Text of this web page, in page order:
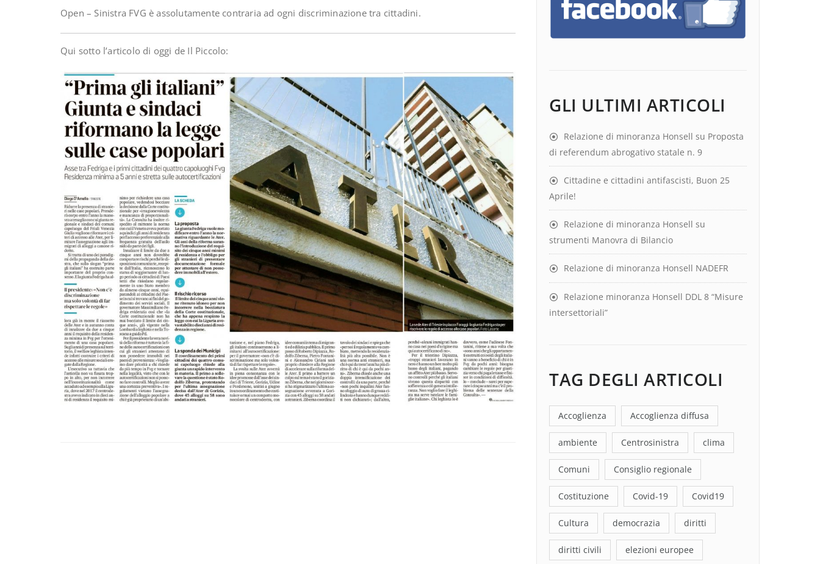
Open – Sinistra FVG è assolutamente contraria ad ogni discriminazione tra cittadini.
Qui sotto l’articolo di oggi de Il Piccolo:
GLI ULTIMI ARTICOLI
Relazione di minoranza Honsell su Proposta
di referendum abrogativo statale n. 9
Cittadine e cittadini antifascisti, Buon 25
Aprile!
Relazione di minoranza Honsell su
strumenti Manovra di Bilancio
Relazione di minoranza Honsell NADEFR
Relazione minoranza Honsell DDL 8 “Misure
intersettoriali”
TAG DEGLI ARTICOLI
Accoglienza Accoglienza diffusa
ambiente Centrosinistra clima
Comuni Consiglio regionale
Costituzione Covid-19 Covid19
Cultura democrazia diritti
diritti civili elezioni europee